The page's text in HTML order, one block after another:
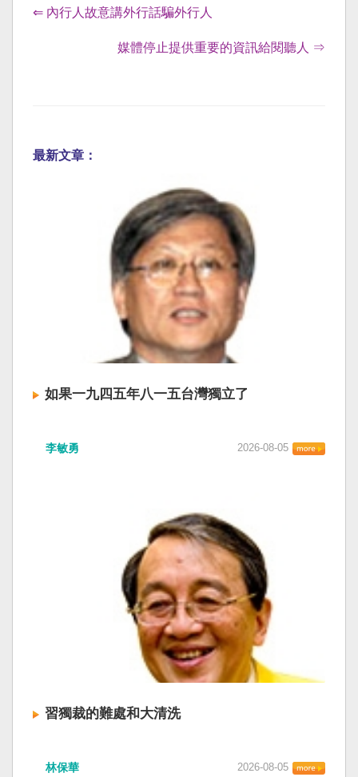
⇐ 內行人故意講外行話騙外行人
媒體停止提供重要的資訊給閱聽人 ⇒
最新文章：
如果一九四五年八一五台灣獨立了
李敏勇 2026-08-05
習獨裁的難處和大清洗
林保華 2026-08-05